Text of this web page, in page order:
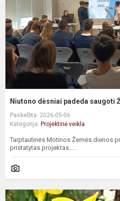
Niutono dėsniai padeda saugoti
Paskelbta: 2026-05-06
Kategorija: Projektinė veikla
Tarptautinės Motinos Žemės dienos
pristatytas projektas.....